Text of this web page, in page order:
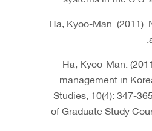
- Ha, Kyoo-Man.
- Ha, Kyoo-Man.
management in
Studies, 10(4): 347-
of Graduate Study